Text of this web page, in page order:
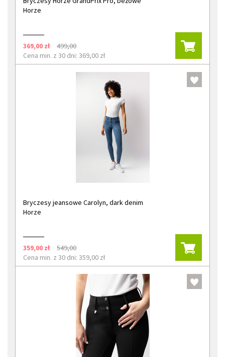
Horze
369,00 zł
499,00
Cena min. z 30 dni: 369,00 zł
Bryczesy jeansowe Carolyn, dark denim
Horze
359,00 zł
549,00
Cena min. z 30 dni: 359,00 zł